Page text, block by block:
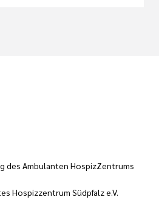
des Ambulanten HospizZentrums
Hospizzentrum Südpfalz e.V.